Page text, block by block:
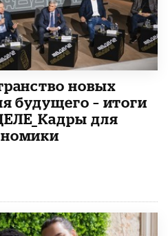
новых
будущего – итоги
для